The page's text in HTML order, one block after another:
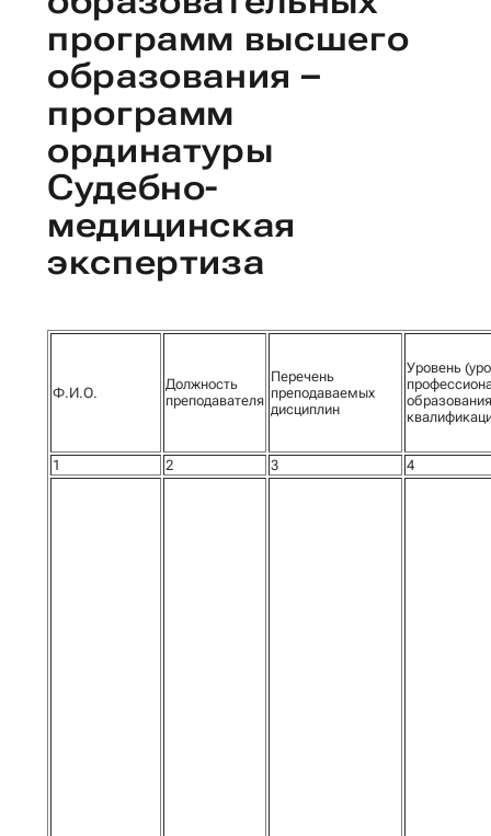
программ высшего
образования –
программ
ординатуры
Судебно-
медицинская
экспертиза
Ф.И.О.
Должность
преподавателя
Перечень
преподаваемых
дисциплин
Уровень
1 2 3 4